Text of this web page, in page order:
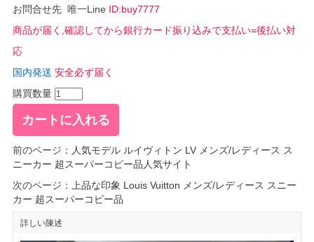
お問合せ先 唯一Line ID:buy7777
商品が届く,確認してから銀行カード振り込みで支払い=後払い対
応
国内発送 安全必ず届く
購買数量
前のページ： 人気モデル ルイヴィトン LV メンズ/レディース ス
ニーカー 超スーパーコピー品人気サイト
次のページ：
上品な印象 Louis Vuitton メンズ/レディース スニー
カー 超スーパーコピー品
詳しい陳述